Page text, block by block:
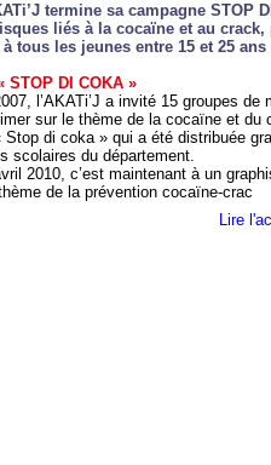
termine sa campagne STOP
liés à la cocaïne et au crack,
tous les jeunes entre 15 et 25
STOP DI COKA »
l’AKATi’J a invité 15 groupes de
sur le thème de la cocaïne et du
di coka » qui a été distribuée
scolaires du département.
2010, c’est maintenant à un
de la prévention cocaïne-crac
Lire